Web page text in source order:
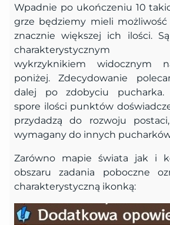
Wpadnie po ukończeniu 10
grze będziemy mieli możliwość
znacznie większej ich ilości.
charakterystycznym
wykrzyknikiem widocznym
poniżej. Zdecydowanie
dalej po zdobyciu pucharka.
spore ilości punktów
przydadzą do rozwoju
wymagany do innych
Zarówno mapie świata jak i
obszaru zadania poboczne
charakterystyczną ikonką: